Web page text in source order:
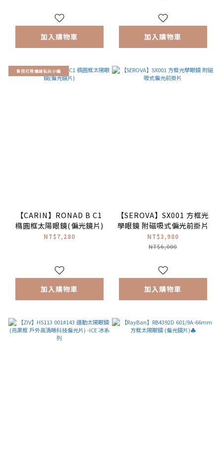
加入購物車 加入購物車
售完可預購請私訊小編
【CARIN】RONAD B C1
橢圓框太陽眼鏡(偏光鏡片)
NT$7,280
加入購物車
【SEROVA】SX001 方框光
學眼鏡 附磁吸式偏光前掛片
NT$3,980
NT$6,000
加入購物車